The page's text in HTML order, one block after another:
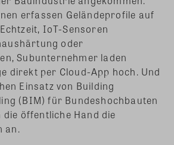
erfassen Geländeprofile auf
IoT-Sensoren
oder
Subunternehmer laden
direkt per Cloud-App hoch. Und
Einsatz von Building
(BIM) für Bundeshochbauten
die öffentliche Hand die
an.